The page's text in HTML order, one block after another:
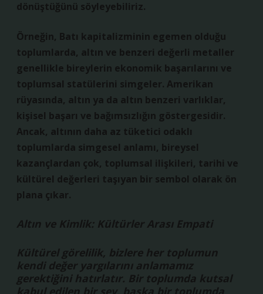
dönüştüğünü söyleyebiliriz.
Örneğin, Batı kapitalizminin egemen olduğu
toplumlarda, altın ve benzeri değerli metaller
genellikle bireylerin ekonomik başarılarını ve
toplumsal statülerini simgeler. Amerikan
rüyasında, altın ya da altın benzeri varlıklar,
kişisel başarı ve bağımsızlığın göstergesidir.
Ancak, altının daha az tüketici odaklı
toplumlarda simgesel anlamı, bireysel
kazançlardan çok, toplumsal ilişkileri, tarihi ve
kültürel değerleri taşıyan bir sembol olarak ön
plana çıkar.
Altın ve Kimlik: Kültürler Arası Empati
Kültürel görelilik, bizlere her toplumun
kendi değer yargılarını anlamamız
gerektiğini hatırlatır. Bir toplumda kutsal
kabul edilen bir şey, başka bir toplumda